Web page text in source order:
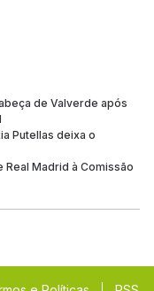
de Valverde após
Putellas deixa o
Madrid à Comissão